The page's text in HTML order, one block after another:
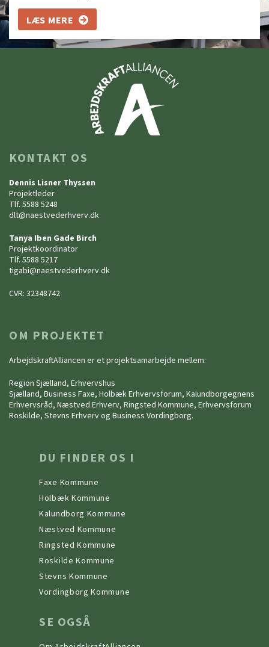
LÆS MERE
KONTAKT OS
Dennis Lisner Thyssen
Projektleder
Tlf. 5588 5248
dlt@naestvederhverv.dk
Tanya Iben Gade Birch
Projektkoordinator
Tlf. 5588 5217
tigabi@naestvederhverv.dk
CVR: 32348742
OM PROJEKTET
ArbejdskraftAlliancen er et projektsamarbejde mellem:
Region Sjælland, Erhvervshus
Sjælland, Business Faxe, Holbæk Erhvervsforum, Kalundborgegnens
Erhvervsråd, Næstved Erhverv, Ringsted Kommune, Erhvervsforum
Roskilde, Stevns Erhverv og Business Vordingborg.
DU FINDER OS I
Faxe Kommune
Holbæk Kommune
Kalundborg Kommune
Næstved Kommune
Ringsted Kommune
Roskilde Kommune
Stevns Kommune
Vordingborg Kommune
SE OGSÅ